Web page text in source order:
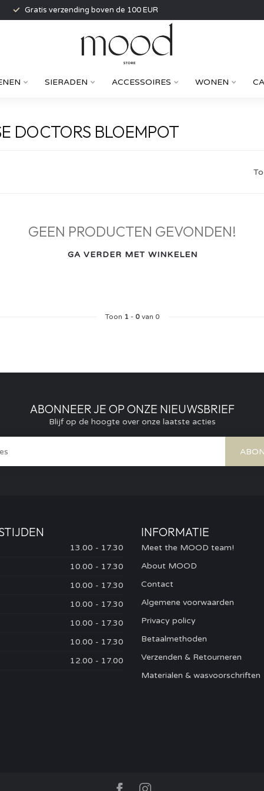
Gratis verzending boven de 100 EUR
SIERADEN ACCESSOIRES WONEN
DOCTORS BLOEMPOT
GEEN PRODUCTEN GEVONDEN!
GA VERDER MET WINKELEN
Toon 1 - 0van 0
ABONNEER JE OP ONZE NIEUWSBRIEF
Blijf op de hoogte over onze laatste acties
13.00 - 17.30
10.00 - 17.30
10.00 - 17.30
10.00 - 17.30
10.00 - 17.30
10.00 - 17.30
12.00 - 17.00
INFORMATIE
Meet the MOOD team!
About MOOD
Contact
Algemene voorwaarden
Privacy policy
Betaalmethoden
Verzenden & Retourneren
Materialen & wasvoorschriften